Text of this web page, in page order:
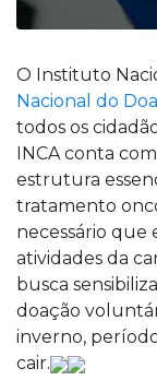
O Instituto
Nacional do
todos os
INCA conta
estrutura
tratamento
necessário que
atividades da
busca
doação
inverno,
cair.